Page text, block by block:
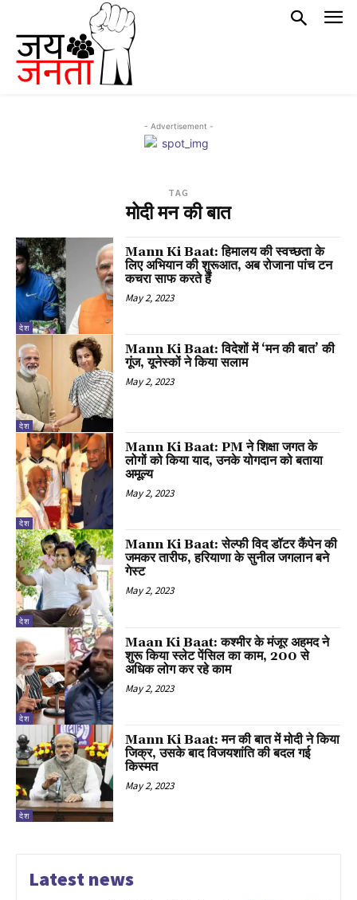
- Advertisement -
TAG
मोदी मन की बात
देश
Mann Ki Baat: हिमालय की स्वच्छता के
लिए अभियान की शुरूआत, अब रोजाना पांच टन
कचरा साफ करते हैं
May 2, 2023
देश
Mann Ki Baat: विदेशों में ‘मन की बात’ की
गूंज, यूनेस्कों ने किया सलाम
May 2, 2023
देश
Mann Ki Baat: PM ने शिक्षा जगत के
लोगों को किया याद, उनके योगदान को बताया
अमूल्य
May 2, 2023
देश
Mann Ki Baat: सेल्फी विद डॉटर कैंपेन की
जमकर तारीफ, हरियाणा के सुनील जगलान बने
गेस्ट
May 2, 2023
देश
Maan Ki Baat: कश्मीर के मंजूर अहमद ने
शुरू किया स्लेट पेंसिल का काम, 200 से
अधिक लोग कर रहे काम
May 2, 2023
देश
Mann Ki Baat: मन की बात में मोदी ने किया
जिक्र, उसके बाद विजयशांति की बदल गई
किस्मत
May 2, 2023
Latest news